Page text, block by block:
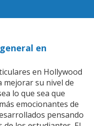
en
en Hollywood
mejorar su nivel de
lo que sea que
emocionantes de
pensando